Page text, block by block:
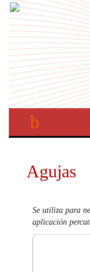
Agujas
Se utiliza para
aplicación